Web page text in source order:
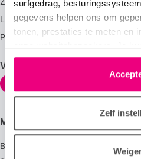
surfgedrag,
gegevens helpen ons om
tonen, prestaties te meten en
onze websitebezoekers. Je
moment wijzigen of intrekken
linksonder elke pagina. De
in het tabblad “details”.
Zelf
Longforum
PostCovid NL
Volg ons overal
Mis geen enkel nieuws
Blijf als eerste op de hoogte van het